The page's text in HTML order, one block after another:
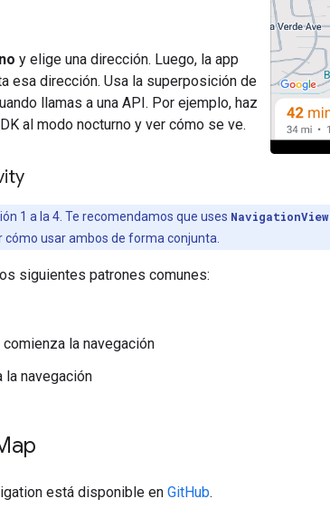
y elige una dirección. Luego, la app
esa dirección. Usa la superposición de
llamas a una API. Por ejemplo, haz
al modo nocturno y ver cómo se ve.
1 a la 4. Te recomendamos que uses NavigationView
usar ambos de forma conjunta.
siguientes patrones comunes:
comienza la navegación
la navegación
está disponible en GitHub.